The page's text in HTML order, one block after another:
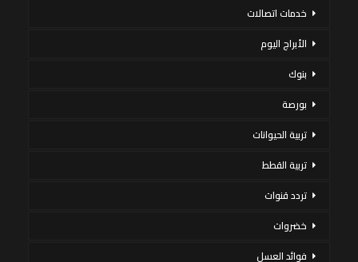
خدمات اتصالات
الأبراج اليوم
بنوك
بورصة
تربية الحيوانات
تربية القطط
تردد قنوات
خضروات
فوائد العسل